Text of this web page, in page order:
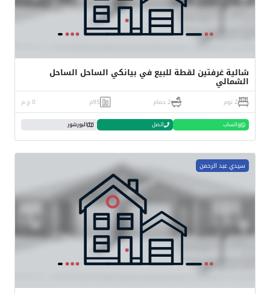
شالية غرفتين لقطة للبيع في بيانكي الساحل الساحل
الشمالي
2 نوم 2 حمام 95م 0 ج.م
واتساب اتصل البورشور
سيدي عبد الرحمن